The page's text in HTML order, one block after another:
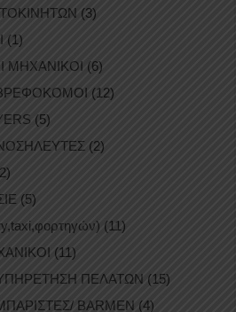
(3)
(1)
ΜΗΧΑΝΙΚΟΙ (6)
(12)
(5)
(2)
(5)
(11)
(11)
ΠΕΛΑΤΩΝ (15)
BARMEN (4)